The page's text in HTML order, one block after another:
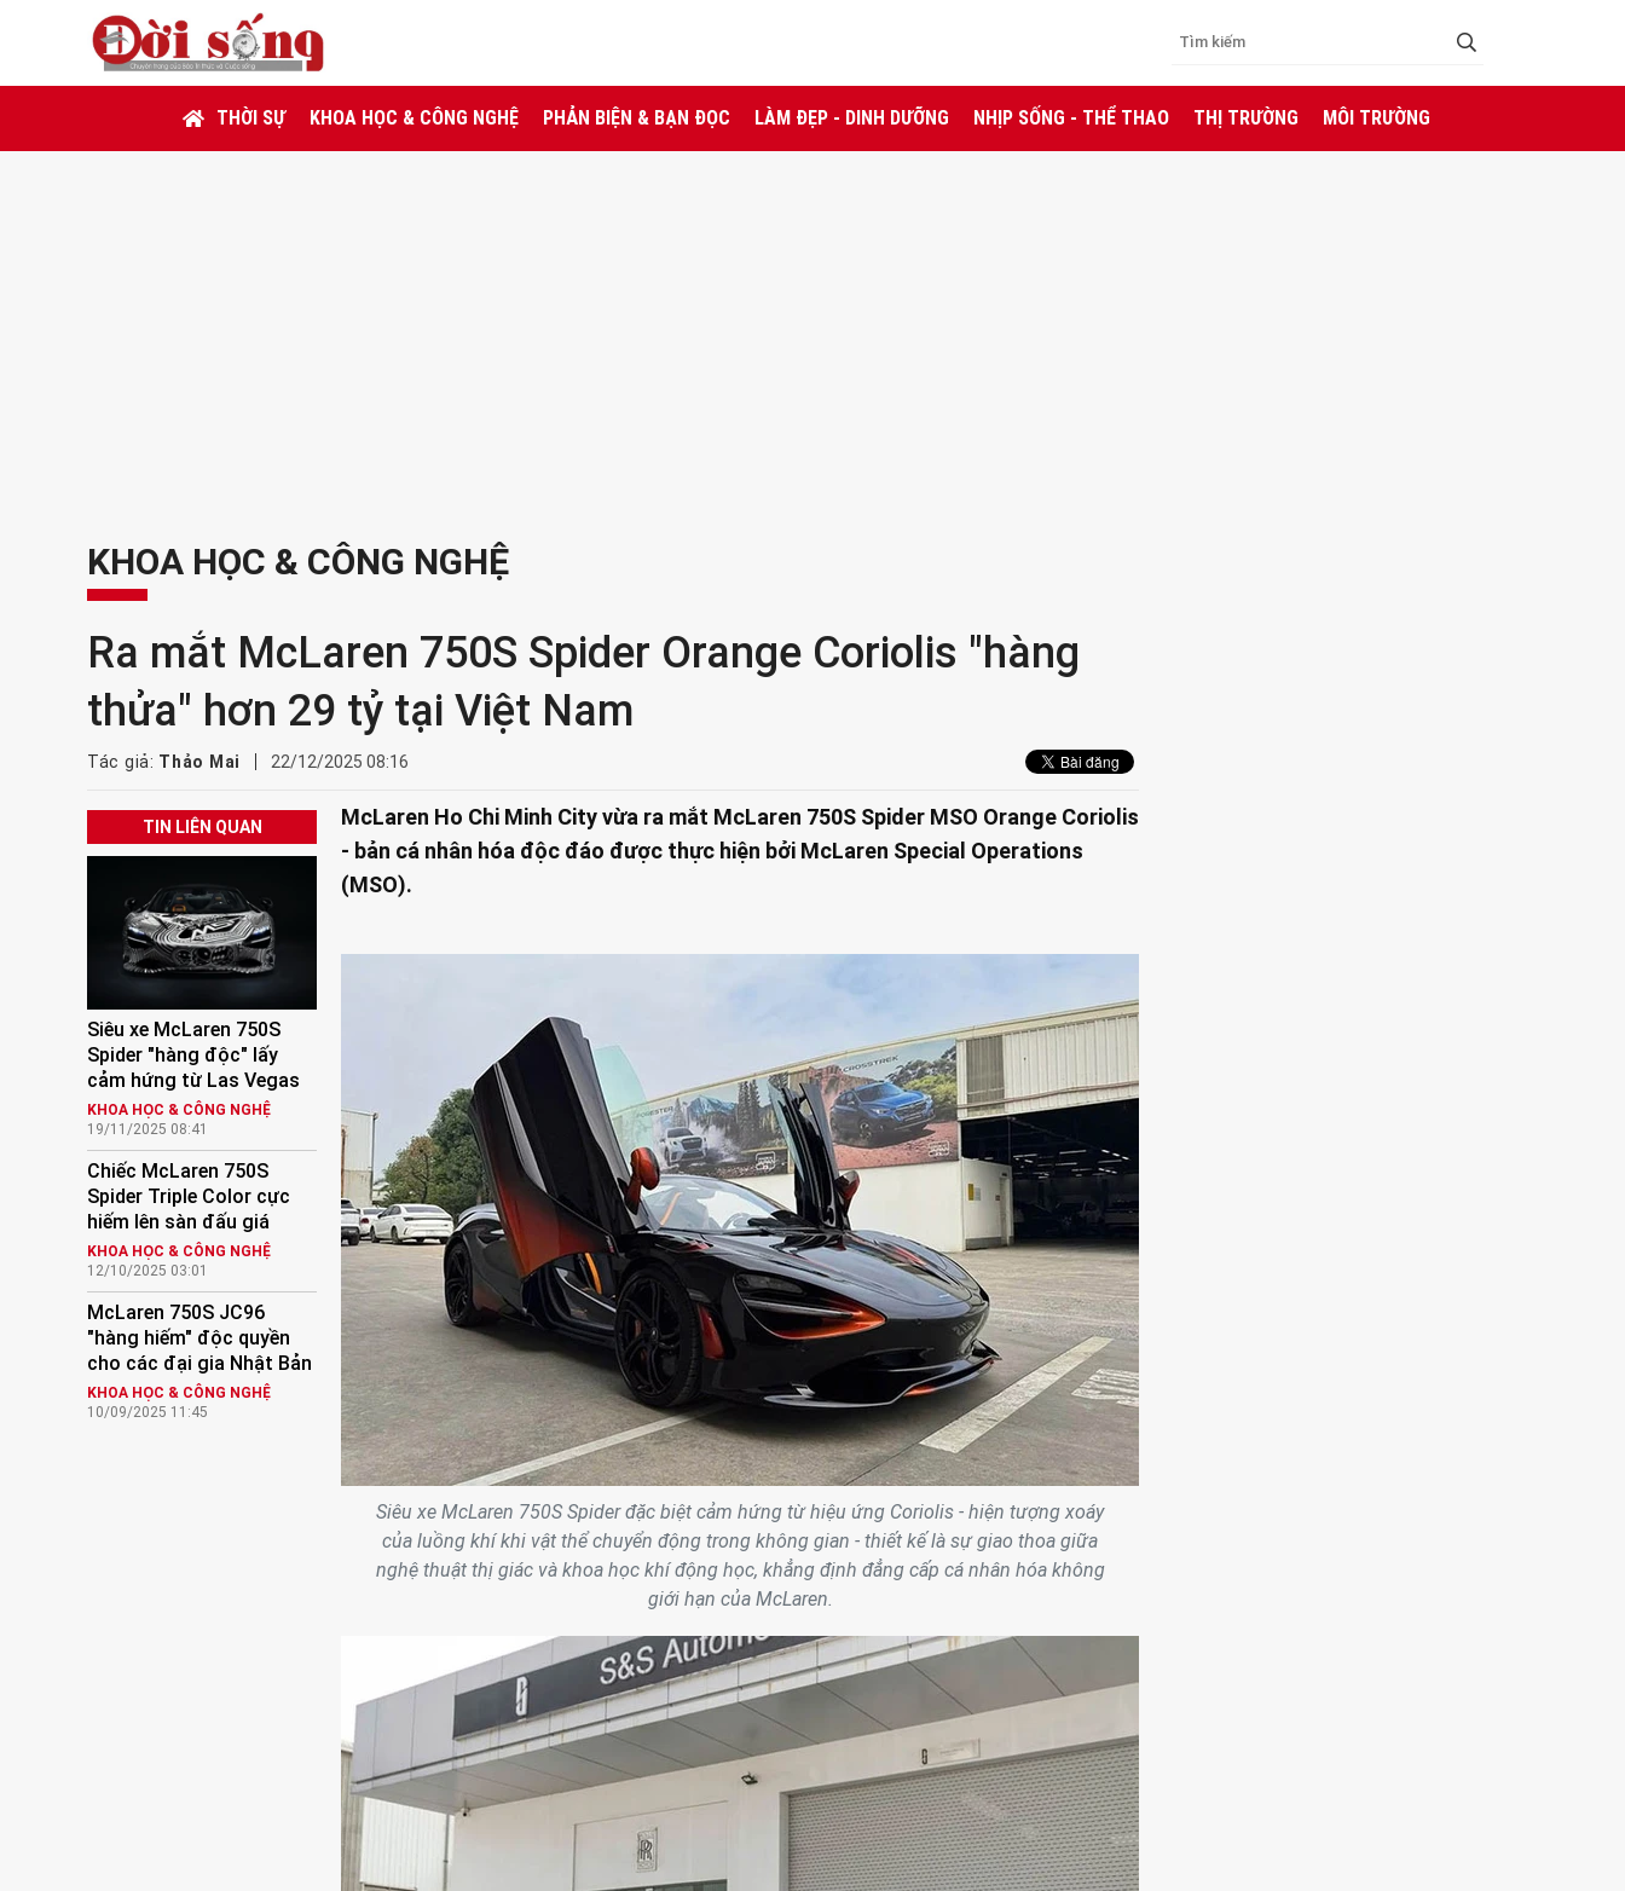
THỜI SỰ KHOA HỌC & CÔNG NGHỆ PHẢN BIỆN & BẠN ĐỌC LÀM ĐẸP - DINH DƯỠNG NHỊP SỐNG - THỂ THAO THỊ TRƯỜNG MÔI TRƯỜNG
KHOA HỌC & CÔNG NGHỆ
Ra mắt McLaren 750S Spider Orange Coriolis "hàng
thửa" hơn 29 tỷ tại Việt Nam
Tác giả: Thảo Mai 22/12/2025 08:16
TIN LIÊN QUAN
Siêu xe McLaren 750S
Spider "hàng độc" lấy
cảm hứng từ Las Vegas
KHOA HỌC & CÔNG NGHỆ
19/11/2025 08:41
Chiếc McLaren 750S
Spider Triple Color cực
hiếm lên sàn đấu giá
KHOA HỌC & CÔNG NGHỆ
12/10/2025 03:01
McLaren 750S JC96
"hàng hiếm" độc quyền
cho các đại gia Nhật Bản
KHOA HỌC & CÔNG NGHỆ
10/09/2025 11:45
McLaren Ho Chi Minh City vừa ra mắt McLaren 750S Spider MSO Orange Coriolis
- bản cá nhân hóa độc đáo được thực hiện bởi McLaren Special Operations
(MSO).
Siêu xe McLaren 750S Spider đặc biệt cảm hứng từ hiệu ứng Coriolis - hiện tượng xoáy
của luồng khí khi vật thể chuyển động trong không gian - thiết kế là sự giao thoa giữa
nghệ thuật thị giác và khoa học khí động học, khẳng định đẳng cấp cá nhân hóa không
giới hạn của McLaren.